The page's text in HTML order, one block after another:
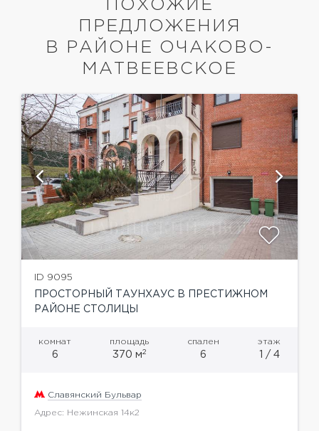
ПОХОЖИЕ
ПРЕДЛОЖЕНИЯ
В РАЙОНЕ ОЧАКОВО-
МАТВЕЕВСКОЕ
ID 9095
ПРОСТОРНЫЙ ТАУНХАУС В ПРЕСТИЖНОМ
РАЙОНЕ СТОЛИЦЫ
комнат
6
площадь
370 м2
спален
6
этаж
1 / 4
Славянский Бульвар
Адрес: Нежинская 14к2